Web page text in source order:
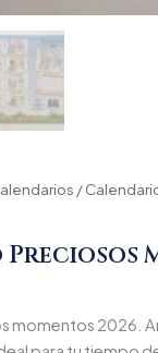
/
momentos 2026.